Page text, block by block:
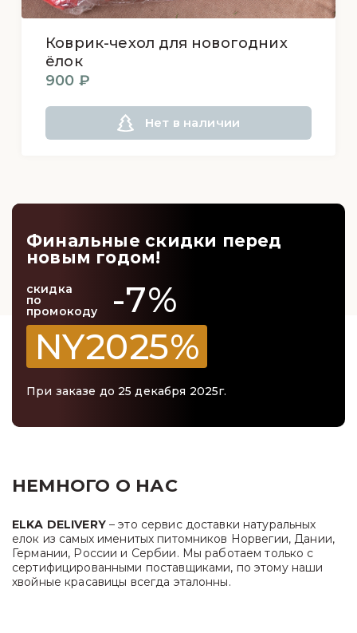
Коврик-чехол для новогодних
ёлок
900 ₽
Нет в наличии
Финальные скидки перед
новым годом!
скидка -7%
по
промокоду
NY2025%
При заказе до 25 декабря 2025г.
НЕМНОГО О НАС
ELKA DELIVERY– это сервис доставки натуральных
елок из самых именитых питомников Норвегии, Дании,
Германии, России и Сербии. Мы работаем только с
сертифицированными поставщиками, по этому наши
хвойные красавицы всегда эталонны.